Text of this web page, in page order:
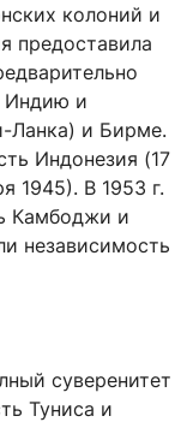
колоний и
предоставила
Индию и
Ланка) и Бирме.
Индонезия (17
1945). В 1953 г.
Камбоджи и
независимость
суверенитет
Туниса и